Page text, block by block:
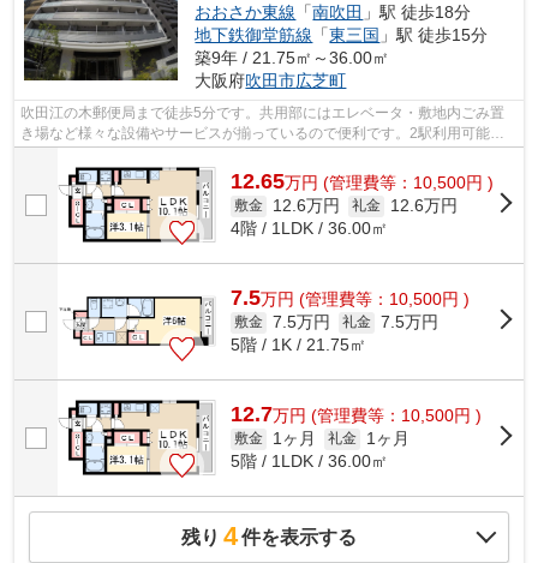
おおさか東線 「南吹田 」駅 徒歩18分
地下鉄御堂筋線 「東三国 」駅 徒歩15分
築9年 / 21.75㎡～36.00㎡
大阪府吹田市広芝町
吹田江の木郵便局まで徒歩5分です。共用部にはエレベータ・敷地内ごみ置
き場など様々な設備やサービスが揃っているので便利です。2駅利用可能で
アクセスの良い物件です。眺望良好な物...
12.65万円 (管理費等：10,500円 )
敷金 12.6万円 礼金
12.6万円
4階 / 1LDK / 36.00㎡
7.5万円 (管理費等：10,500円 )
敷金 7.5万円 礼金 7.5万円
5階 / 1K / 21.75㎡
12.7万円 (管理費等：10,500円 )
敷金 1ヶ月 礼金
1ヶ月
5階 / 1LDK / 36.00㎡
残り 4件を表示する